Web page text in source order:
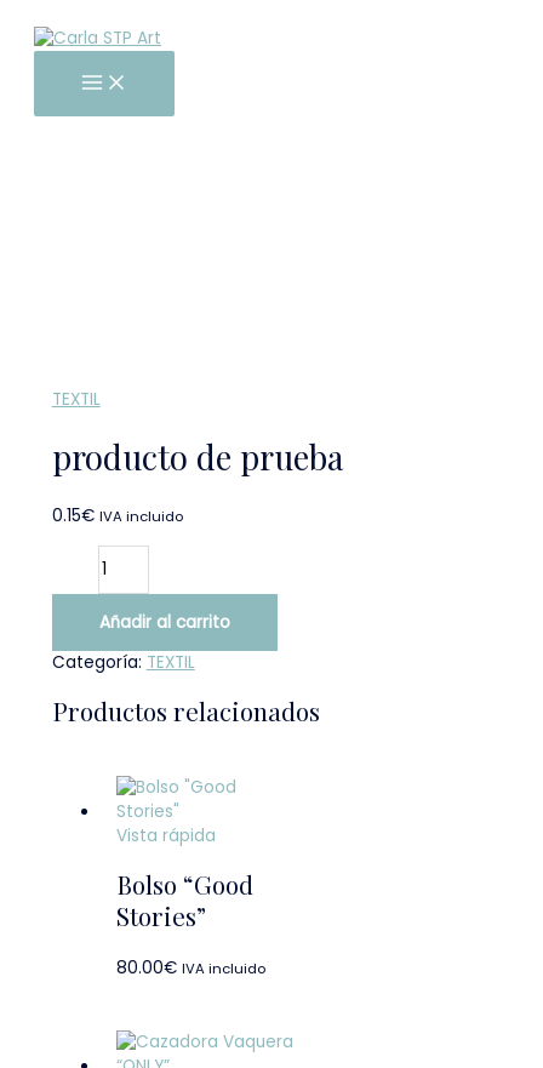
contenido
TEXTIL
producto de prueba
0.15€ IVA incluido
de
prueba
cantidad
Añadir al carrito
Categoría: TEXTIL
Productos relacionados
Vista rápida
Bolso “Good
Stories”
80.00€ IVA incluido